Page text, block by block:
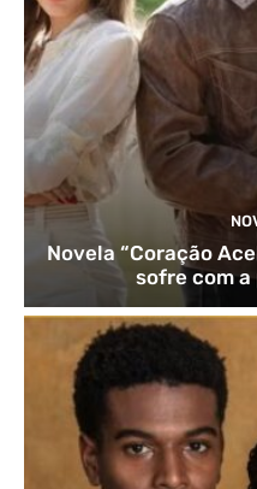
Novela “Coração
sofre com a